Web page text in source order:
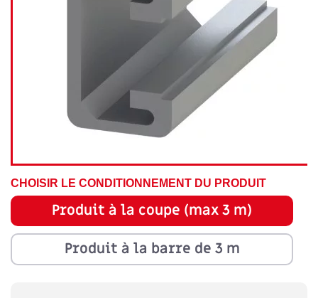
CHOISIR LE CONDITIONNEMENT DU PRODUIT
Produit à la coupe (max 3 m)
Produit à la barre de 3 m